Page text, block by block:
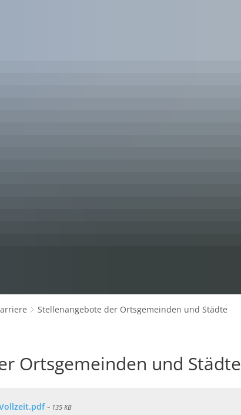
Stellenangebote der Ortsgemeinden und Städte
Ortsgemeinden und Städte
~ 135 KB